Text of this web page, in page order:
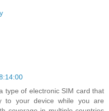
type of electronic SIM card that
to your device while you are